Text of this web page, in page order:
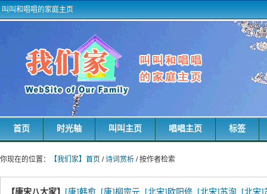
叫叫和唱唱的家庭主页
首页 时光轴 叫叫主页 唱唱主页 标签
你现在的位置： 【我们家】首页 /诗词赏析 / 按作者检索
【唐宋八大家】 [唐]韩愈 [唐]柳宗元 [北宋]欧阳修 [北宋]苏洵
[北宋]